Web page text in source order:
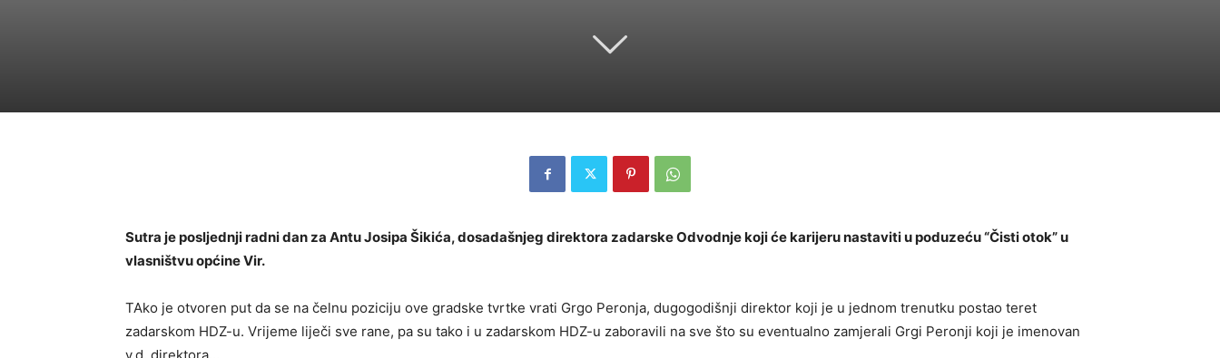
Sutra je posljednji radni dan za Antu Josipa Šikića, dosadašnjeg direktora zadarske Odvodnje koji će karijeru nastaviti u poduzeću “Čisti otok” u
vlasništvu općine Vir.
TAko je otvoren put da se na čelnu poziciju ove gradske tvrtke vrati Grgo Peronja, dugogodišnji direktor koji je u jednom trenutku postao teret
zadarskom HDZ-u. Vrijeme liječi sve rane, pa su tako i u zadarskom HDZ-u zaboravili na sve što su eventualno zamjerali Grgi Peronji koji je imenovan